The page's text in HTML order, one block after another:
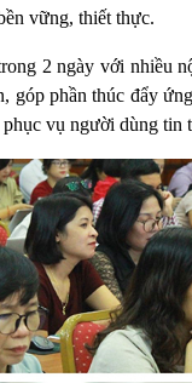
vững, thiết thực.
2 ngày với nhiều
góp phần thúc đẩy
vụ người dùng tin